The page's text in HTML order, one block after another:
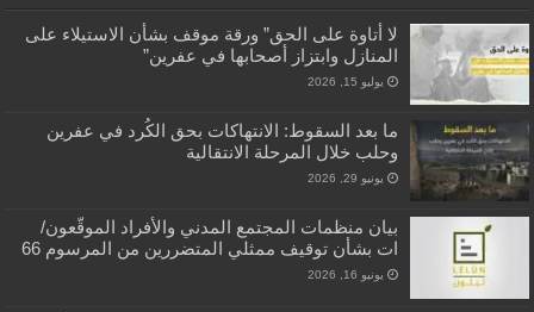
لا أتاوة على الحق” ورقة موقف بشأن الاستيلاء على
المنازل وابتزاز أصحابها في عفرين”
يوليو 15, 2026
ما بعد السقوط: الانتهاكات بحق الكُرد في عفرين
وحلب خلال المرحلة الانتقالية
يونيو 29, 2026
بيان منظمات المجتمع المدني والأفراد الموقّعون/
ات بشأن توقيف ممثلي المتضررين من المرسوم 66
يونيو 16, 2026